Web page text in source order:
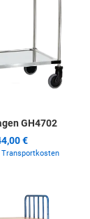
GH4702
€
Transportkosten